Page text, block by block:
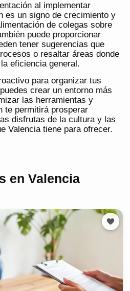
al implementar
es un signo de crecimiento y
de colegas sobre
puede proporcionar
tener sugerencias que
o resaltar áreas donde
eficiencia general.
para organizar tus
crear un entorno más
las herramientas y
te permitirá prosperar
disfrutas de la cultura y las
Valencia tiene para ofrecer.
en Valencia